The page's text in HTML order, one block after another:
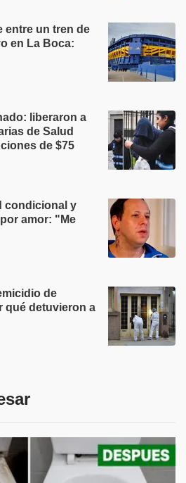
entre un tren de
en La Boca:
liberaron a
de Salud
de $75
condicional y
amor: "Me
de
qué detuvieron a